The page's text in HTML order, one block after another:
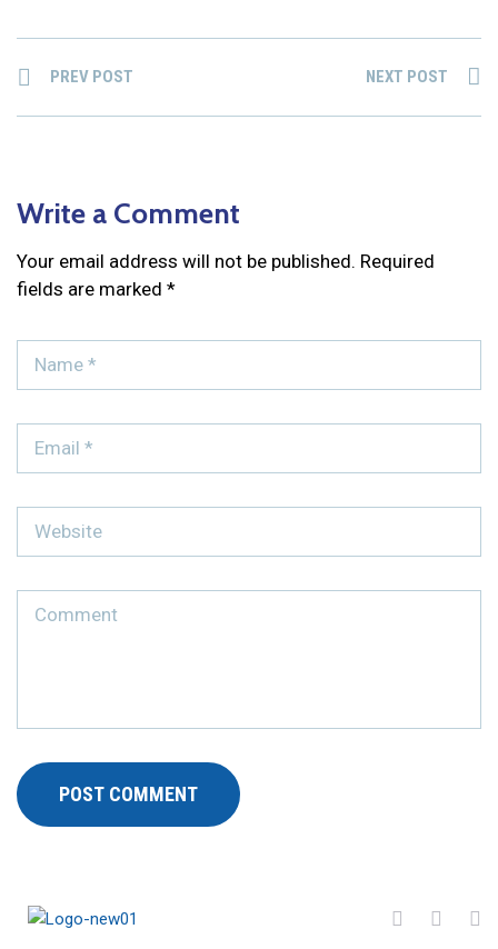
PREV POST NEXT POST
Write a Comment
Your email address will not be published. Required
fields are marked *